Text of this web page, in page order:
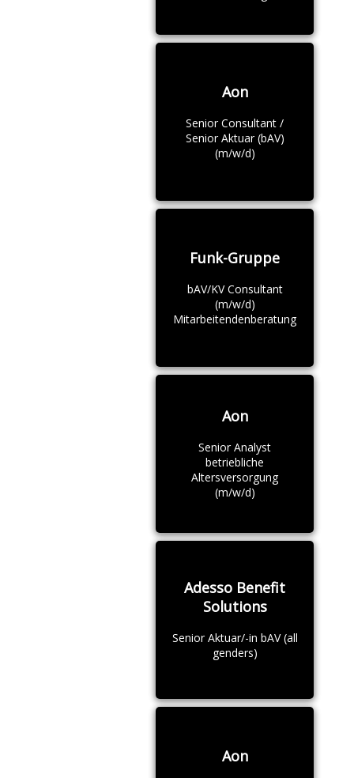
Aon
Senior Consultant /
Senior Aktuar (bAV)
(m/w/d)
Funk-Gruppe
bAV/KV Consultant
(m/w/d)
Mitarbeitendenberatung
Aon
Senior Analyst
betriebliche
Altersversorgung
(m/w/d)
Adesso Benefit
Solutions
Senior Aktuar/-in bAV (all
genders)
Aon